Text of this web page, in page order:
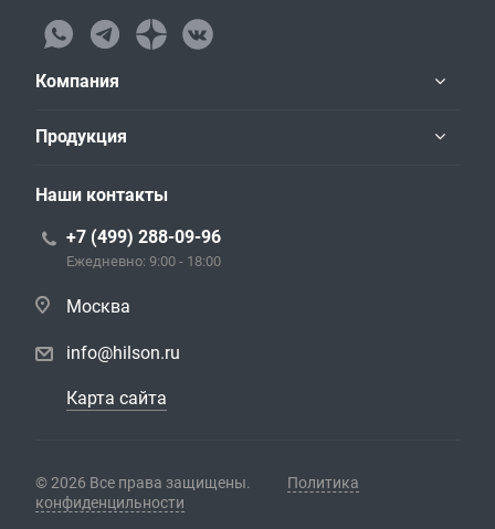
Компания
Продукция
Наши контакты
+7 (499) 288-09-96
Ежедневно: 9:00 - 18:00
Москва
info@hilson.ru
Карта сайта
© 2026 Все права защищены.
Политика
конфиденцильности